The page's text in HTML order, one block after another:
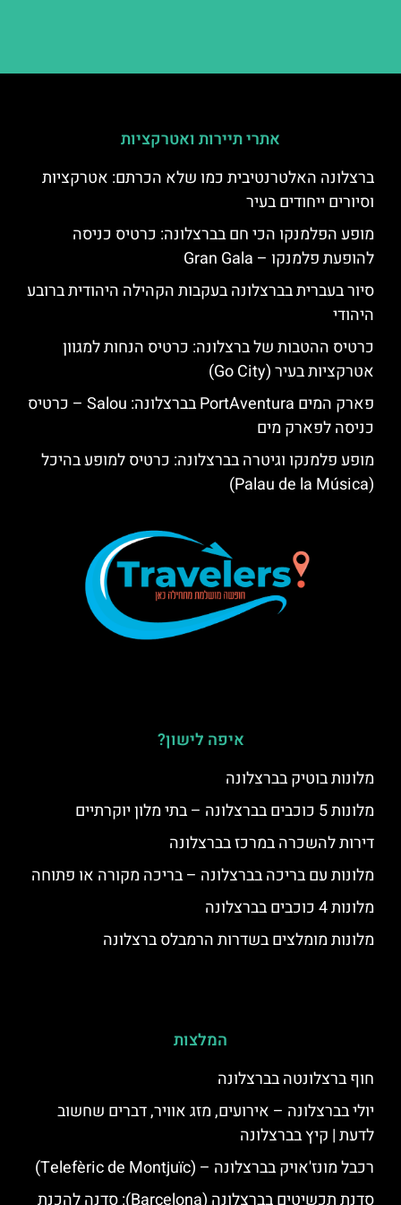
אתרי תיירות ואטרקציות
ברצלונה האלטרנטיבית כמו שלא הכרתם: אטרקציות
וסיורים ייחודים בעיר
מופע הפלמנקו הכי חם בברצלונה: כרטיס כניסה
להופעת פלמנקו – Gran Gala
סיור בעברית בברצלונה בעקבות הקהילה היהודית ברובע
היהודי
כרטיס ההטבות של ברצלונה: כרטיס הנחות למגוון
אטרקציות בעיר (Go City)
פארק המים PortAventura בברצלונה: Salou – כרטיס
כניסה לפארק מים
מופע פלמנקו וגיטרה בברצלונה: כרטיס למופע בהיכל
(Palau de la Música)
איפה לישון?
מלונות בוטיק בברצלונה
מלונות 5 כוכבים בברצלונה – בתי מלון יוקרתיים
דירות להשכרה במרכז בברצלונה
מלונות עם בריכה בברצלונה – בריכה מקורה או פתוחה
מלונות 4 כוכבים בברצלונה
מלונות מומלצים בשדרות הרמבלס ברצלונה
המלצות
חוף ברצלונטה בברצלונה
יולי בברצלונה – אירועים, מזג אוויר, דברים שחשוב
לדעת | קיץ בברצלונה
רכבל מונז'אויק בברצלונה – (Telefèric de Montjuïc)
סדנת תכשיטים בברצלונה (Barcelona): סדנה להכנת